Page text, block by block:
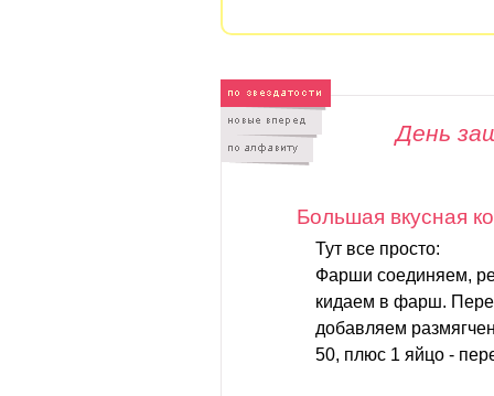
День
Большая вкусная
Тут все просто:
Фарши соединяем,
кидаем в фарш.
добавляем
50, плюс 1 яйцо -